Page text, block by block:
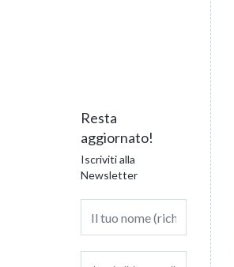
Resta
aggiornato!
Iscriviti alla
Newsletter